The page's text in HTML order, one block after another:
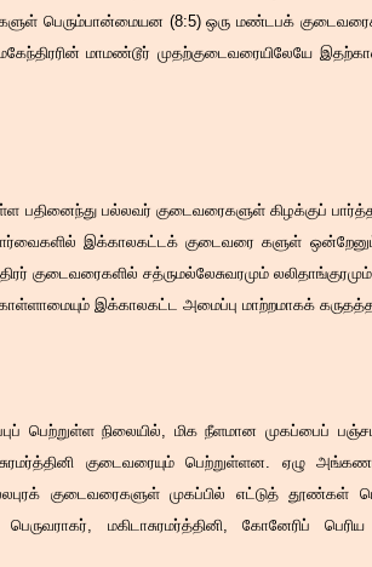
பெரும்பான்மையன (8:5) ஒரு மண்டபக்
மாமண்டூர் முதற்குடைவரையிலேயே
பதினைந்து பல்லவர் குடைவரைகளுள் கிழக்குப்
இக்காலகட்டக் குடைவரை களுள்
குடைவரைகளில் சத்ருமல்லேசுவரமும்
இக்காலகட்ட அமைப்பு மாற்றமாகக்
பெற்றுள்ள நிலையில், மிக நீளமான முகப்பைப்
குடைவரையும் பெற்றுள்ளன. ஏழு
குடைவரைகளுள் முகப்பில் எட்டுத் தூண்கள்
மகிடாசுரமர்த்தினி, கோனேரிப்